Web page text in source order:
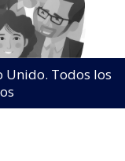
Todos los